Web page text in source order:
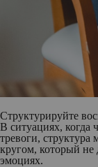
Структурируйте
В ситуациях, когда
тревоги, структура
кругом, который не
эмоциях.